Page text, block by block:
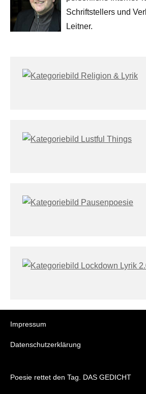
Schriftstellers und
Leitner.
Impressum
Datenschutzerklärung
Poesie rettet den Tag. DAS GEDICHT